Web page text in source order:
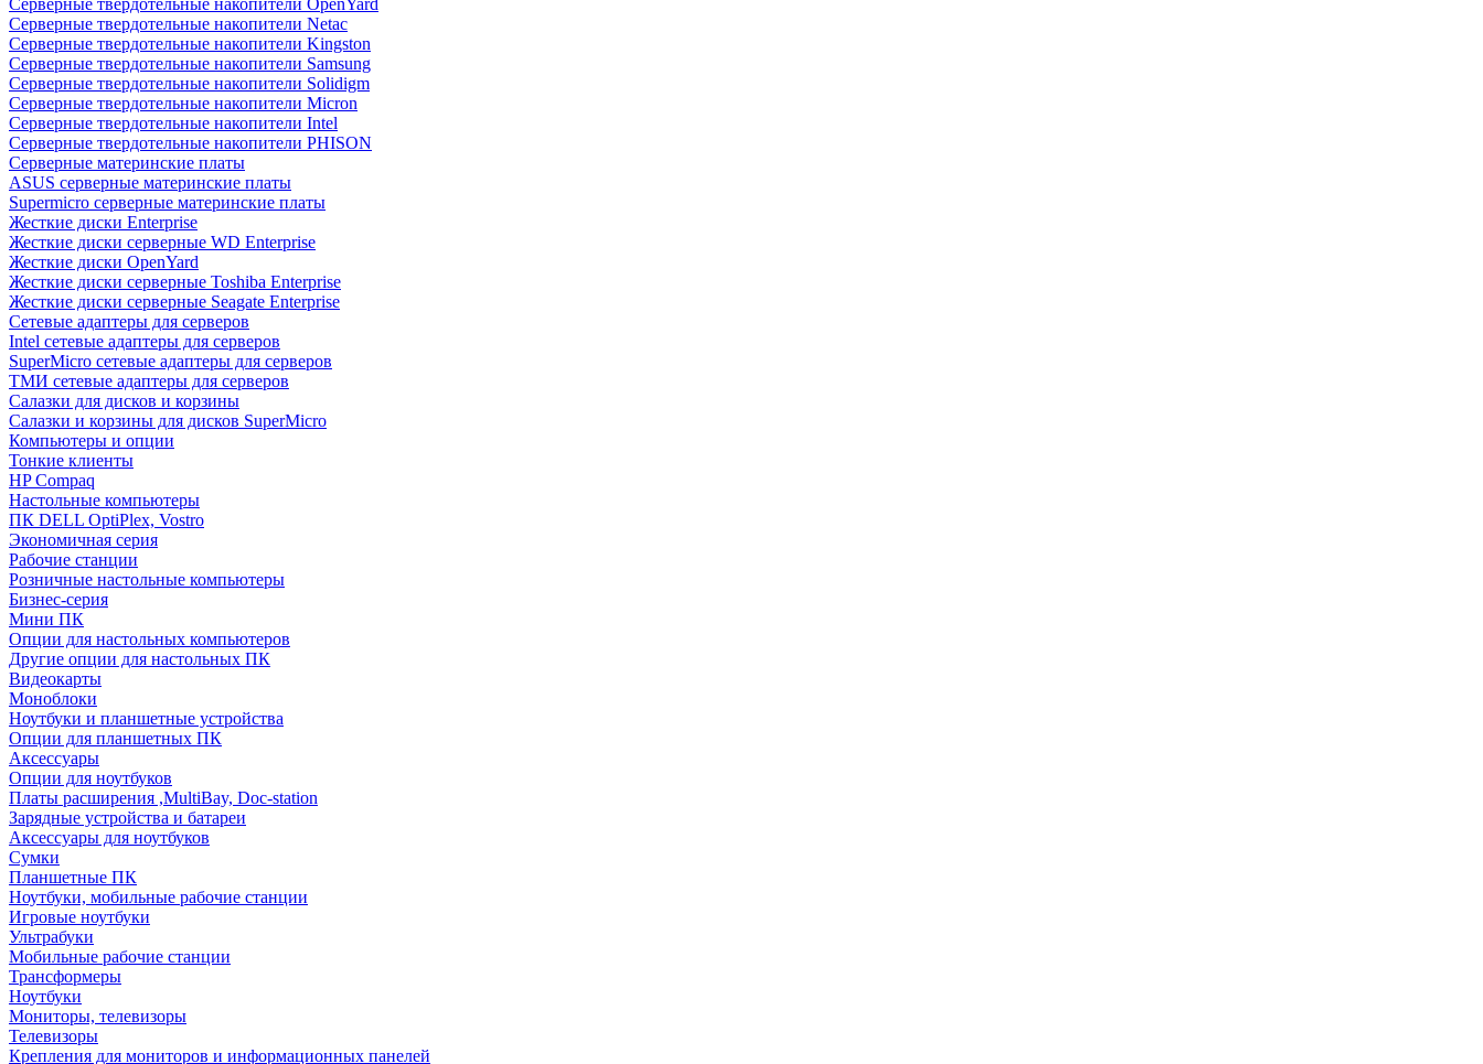
Серверные твердотельные накопители OpenYard
Серверные твердотельные накопители Netac
Cерверные твердотельные накопители Kingston
Cерверные твердотельные накопители Samsung
Cерверные твердотельные накопители Solidigm
Cерверные твердотельные накопители Micron
Cерверные твердотельные накопители Intel
Cерверные твердотельные накопители PHISON
Серверные материнские платы
ASUS серверные материнские платы
Supermicro серверные материнские платы
Жесткие диски Enterprise
Жесткие диски серверные WD Enterprise
Жесткие диски OpenYard
Жесткие диски серверные Toshiba Enterprise
Жесткие диски серверные Seagate Enterprise
Сетевые адаптеры для серверов
Intel сетевые адаптеры для серверов
SuperMicro сетевые адаптеры для серверов
ТМИ сетевые адаптеры для серверов
Салазки для дисков и корзины
Салазки и корзины для дисков SuperMicro
Компьютеры и опции
Тонкие клиенты
HP Compaq
Настольные компьютеры
ПК DELL OptiPlex, Vostro
Экономичная серия
Рабочие станции
Розничные настольные компьютеры
Бизнес-серия
Мини ПК
Опции для настольных компьютеров
Другие опции для настольных ПК
Видеокарты
Моноблоки
Ноутбуки и планшетные устройства
Опции для планшетных ПК
Аксессуары
Опции для ноутбуков
Платы расширения ,MultiBay, Doc-station
Зарядные устройства и батареи
Аксессуары для ноутбуков
Сумки
Планшетные ПК
Ноутбуки, мобильные рабочие станции
Игровые ноутбуки
Ультрабуки
Мобильные рабочие станции
Трансформеры
Ноутбуки
Мониторы, телевизоры
Телевизоры
Крепления для мониторов и информационных панелей